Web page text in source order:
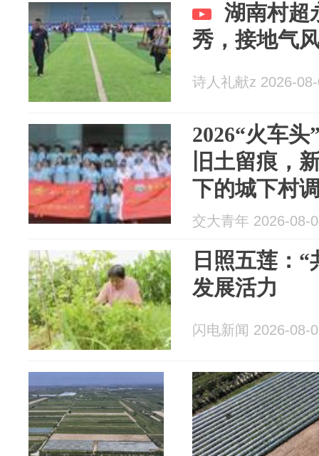
湖南村超
秀，接地气
诗人礼献z 2026-
2026“火车
旧土留痕，
下的城下村
交大青年 2026-08-
日照五莲：
发展活力
闪电新闻 2026-08-